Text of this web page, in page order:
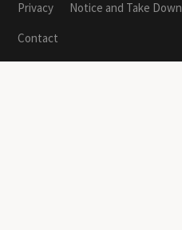
Privacy
Notice and Take Down
Contact